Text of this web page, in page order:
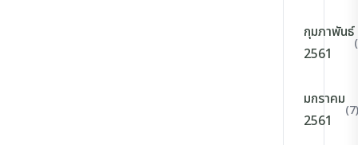
กุมภาพันธ์
2561
มกราคม
2561
(7)